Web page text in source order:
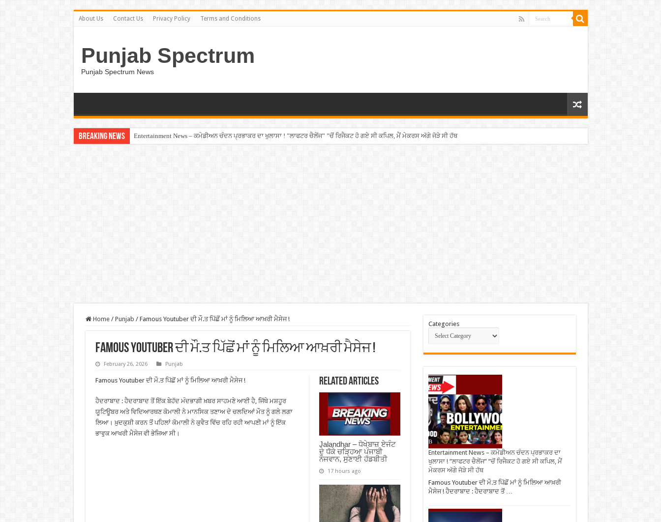
About Us Contact Us Privacy Policy Terms and Conditions
Punjab Spectrum
Punjab Spectrum News
Breaking News Entertainment News – ਕਮੇਡੀਅਨ ਚੰਦਨ ਪ੍ਰਭਾਕਰ ਦਾ ਖੁਲਾਸਾ ! ”ਲਾਫਟਰ ਚੈਲੇਂਜ” ”ਚੋਂ ਰਿਜੈਕਟ ਹੋ ਗਏ ਸੀ ਕਪਿਲ, ਮੈਂ ਮੇਕਰਸ ਅੱਗੇ ਜੋੜੇ ਸੀ ਹੱਥ
Home / Punjab / Famous Youtuber ਦੀ ਮੌ.ਤ ਪਿੱਛੋਂ ਮਾਂ ਨੂੰ ਮਿਲਿਆ ਆਖ਼ਰੀ ਮੈਸੇਜ !
Famous Youtuber ਦੀ ਮੌ.ਤ ਪਿੱਛੋਂ ਮਾਂ ਨੂੰ ਮਿਲਿਆ ਆਖ਼ਰੀ ਮੈਸੇਜ !
February 26, 2026 Punjab
Related Articles
Jalandhar – ਧੋਖੇਬਾਜ਼ ਏਜੰਟ
ਦੇ ਧੱਕੇ ਚੜ੍ਹਿਆ ਪੰਜਾਬੀ
ਨੌਜਵਾਨ, ਸੁਣਾਈ ਹੱਡਬੀਤੀ
17 hours ago
Famous Youtuber ਦੀ ਮੌ.ਤ ਪਿੱਛੋਂ ਮਾਂ ਨੂੰ ਮਿਲਿਆ ਆਖ਼ਰੀ ਮੈਸੇਜ !
ਹੈਦਰਾਬਾਦ : ਹੈਦਰਾਬਾਦ ਤੋਂ ਇੱਕ ਬੇਹੱਦ ਮੰਦਭਾਗੀ ਖ਼ਬਰ ਸਾਹਮਣੇ ਆਈ ਹੈ, ਜਿੱਥੇ ਮਸ਼ਹੂਰ
ਯੂਟਿਊਬਰ ਅਤੇ ਵਿਦਿਆਰਥਣ ਕੋਮਾਲੀ ਨੇ ਮਾਨਸਿਕ ਤਣਾਅ ਦੇ ਚਲਦਿਆਂ ਮੌਤ ਨੂੰ ਗਲੇ ਲਗਾ
ਲਿਆ। ਖ਼ੁਦਕੁਸ਼ੀ ਕਰਨ ਤੋਂ ਪਹਿਲਾਂ ਕੋਮਾਲੀ ਨੇ ਕੁਵੈਤ ਵਿੱਚ ਰਹਿ ਰਹੀ ਆਪਣੀ ਮਾਂ ਨੂੰ ਇੱਕ
ਭਾਵੁਕ ਆਖਰੀ ਮੈਸੇਜ ਵੀ ਭੇਜਿਆ ਸੀ।
Categories
Entertainment News – ਕਮੇਡੀਅਨ ਚੰਦਨ ਪ੍ਰਭਾਕਰ ਦਾ
ਖੁਲਾਸਾ ! ”ਲਾਫਟਰ ਚੈਲੇਂਜ” ”ਚੋਂ ਰਿਜੈਕਟ ਹੋ ਗਏ ਸੀ ਕਪਿਲ, ਮੈਂ
ਮੇਕਰਸ ਅੱਗੇ ਜੋੜੇ ਸੀ ਹੱਥ
Famous Youtuber ਦੀ ਮੌ.ਤ ਪਿੱਛੋਂ ਮਾਂ ਨੂੰ ਮਿਲਿਆ ਆਖ਼ਰੀ
ਮੈਸੇਜ ! ਹੈਦਰਾਬਾਦ : ਹੈਦਰਾਬਾਦ ਤੋਂ …